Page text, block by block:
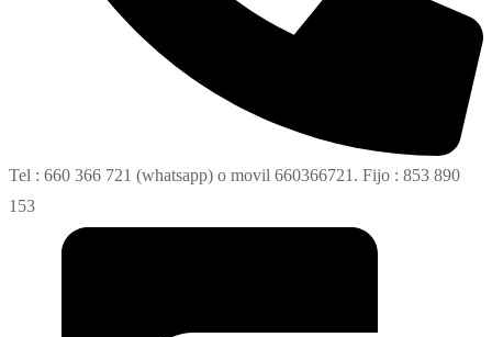
Tel : 660 366 721 (whatsapp) o movil 660366721. Fijo : 853 890
153